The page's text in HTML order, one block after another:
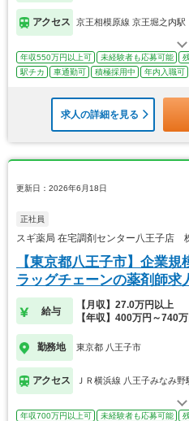
アクセス 京王相模原線 京王堀之内駅
年収550万円以上可 未経験者も応募可能
駅チカ
車通勤可 積極採用中 年内入職可
求人の詳細を見る
更新日：2026年6月18日
正社員
スギ薬局 在宅調剤センター八王子店
【東京都八王子市】企業
ラッグチェーンの薬剤師求
給与
【月収】27.0万円以上
【年収】400万円～740
勤務地 東京都 八王子市
アクセス ＪＲ横浜線 八王子みなみ野
年収700万円以上可 未経験者も応募可能